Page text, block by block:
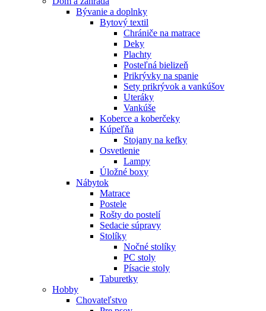
Bývanie a doplnky
Bytový textil
Chrániče na matrace
Deky
Plachty
Posteľná bielizeň
Prikrývky na spanie
Sety prikrývok a vankúšov
Uteráky
Vankúše
Koberce a koberčeky
Kúpeľňa
Stojany na kefky
Osvetlenie
Lampy
Úložné boxy
Nábytok
Matrace
Postele
Rošty do postelí
Sedacie súpravy
Stolíky
Nočné stolíky
PC stoly
Písacie stoly
Taburetky
Hobby
Chovateľstvo